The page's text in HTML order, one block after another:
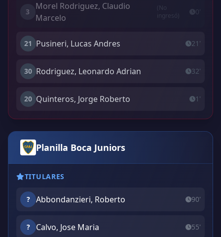
3
Morel Rodriguez, Claudio
Marcelo
(No
ingresó)
0'
21 Pusineri, Lucas Andres 21'
30 Rodriguez, Leonardo Adrian 32'
20 Quinteros, Jorge Roberto 1'
Planilla Boca Juniors
TITULARES
? Abbondanzieri, Roberto 90'
? Calvo, Jose Maria 55'